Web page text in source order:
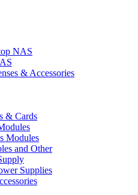
NAS
& Accessories
& Cards
Modules
and Other
Supplies